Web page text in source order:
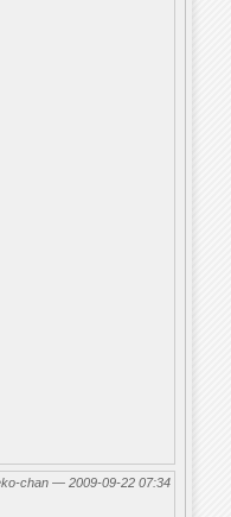
chan — 2009-09-22 07:34